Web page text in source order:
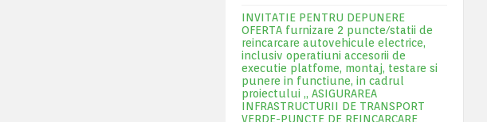
INVITATIE PENTRU DEPUNERE
OFERTA furnizare 2 puncte/statii de
reincarcare autovehicule electrice,
inclusiv operatiuni accesorii de
executie platfome, montaj, testare si
punere in functiune, in cadrul
proiectului „ ASIGURAREA
INFRASTRUCTURII DE TRANSPORT
VERDE-PUNCTE DE REINCARCARE